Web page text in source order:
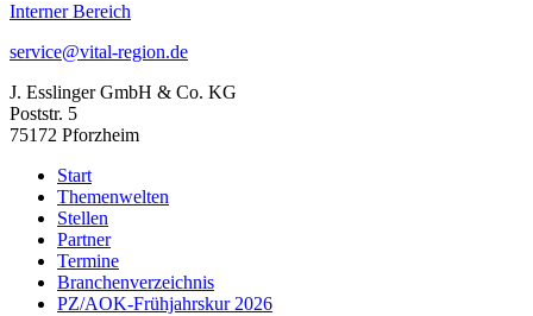
Interner Bereich
service@vital-region.de
J. Esslinger GmbH & Co. KG
Poststr. 5
75172 Pforzheim
Start
Themenwelten
Stellen
Partner
Termine
Branchenverzeichnis
PZ/AOK-Frühjahrskur 2026